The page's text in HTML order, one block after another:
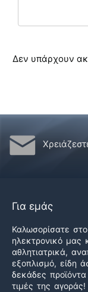
Δεν υπάρχουν
Για εμάς
Καλωσορίσατε
ηλεκτρονικό μας
αθλητιατρικά,
εξοπλισμό, είδη
δεκάδες
τιμές της αγοράς!